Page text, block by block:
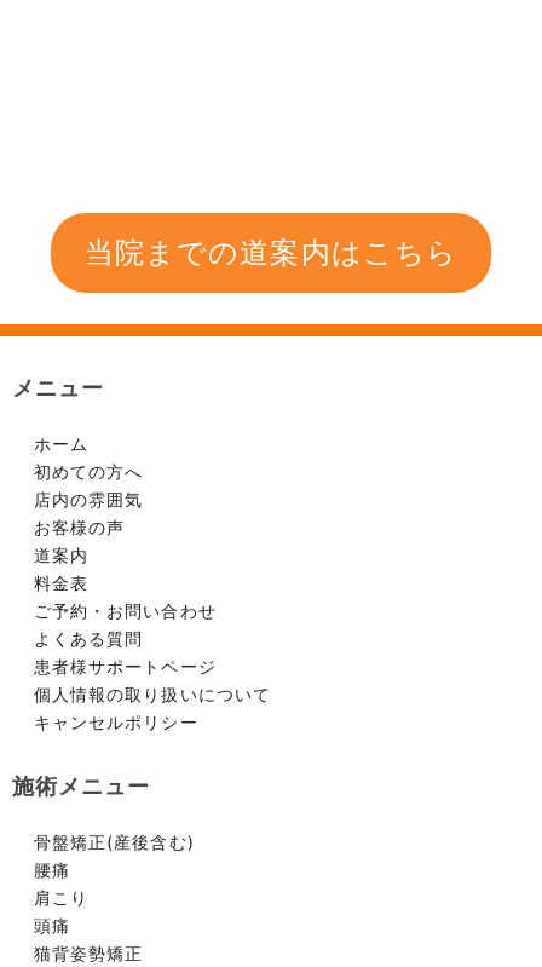
当院までの道案内はこちら
メニュー
ホーム
初めての方へ
店内の雰囲気
お客様の声
道案内
料金表
ご予約・お問い合わせ
よくある質問
患者様サポートページ
個人情報の取り扱いについて
キャンセルポリシー
施術メニュー
骨盤矯正(産後含む)
腰痛
肩こり
頭痛
猫背姿勢矯正